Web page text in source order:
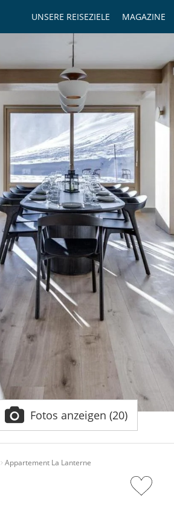
MAGAZINE
UNSERE REISEZIELE
Fotos anzeigen (20)
Appartement La Lanterne